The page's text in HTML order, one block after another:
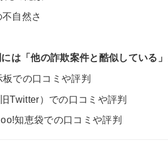
自然さ
は「他の詐欺案件と酷似している」
での口コミや評判
Twitter）での口コミや評判
知恵袋での口コミや評判